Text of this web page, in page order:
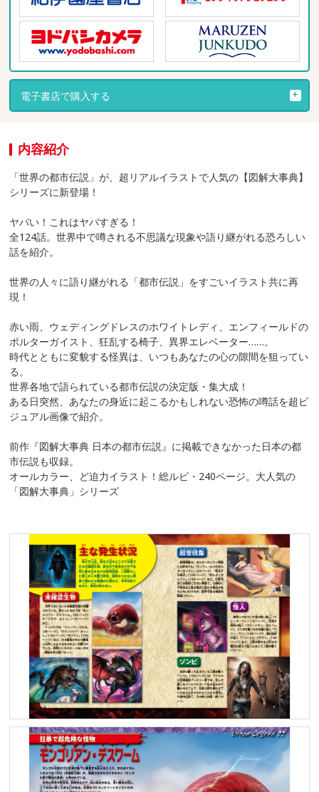
電子書店で購入する
内容紹介
「世界の都市伝説」が、超リアルイラストで人気の【図解大事典】
シリーズに新登場！
ヤバい！これはヤバすぎる！
全124話。世界中で噂される不思議な現象や語り継がれる恐ろしい
話を紹介。
世界の人々に語り継がれる「都市伝説」をすごいイラスト共に再
現！
赤い雨、ウェディングドレスのホワイトレディ、エンフィールドの
ポルターガイスト、狂乱する椅子、異界エレベーター……。
時代とともに変貌する怪異は、いつもあなたの心の隙間を狙ってい
る。
世界各地で語られている都市伝説の決定版・集大成！
ある日突然、あなたの身近に起こるかもしれない恐怖の噂話を超ビ
ジュアル画像で紹介。
前作『図解大事典 日本の都市伝説』に掲載できなかった日本の都
市伝説も収録。
オールカラー、ど迫力イラスト！総ルビ・240ページ。大人気の
「図解大事典」シリーズ